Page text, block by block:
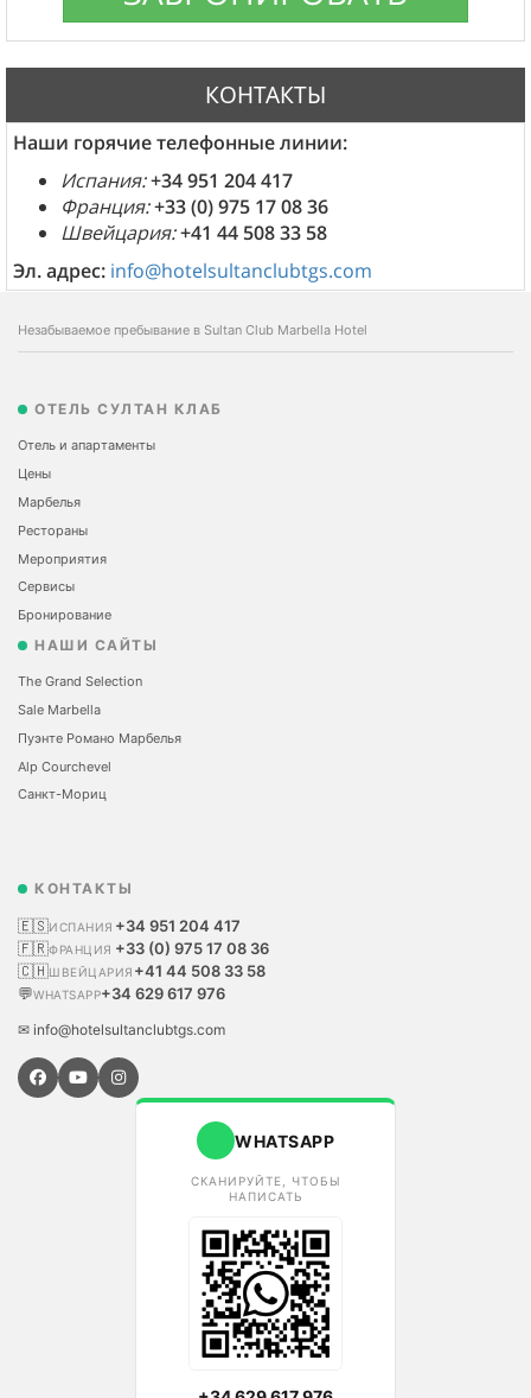
КОНТАКТЫ
Наши горячие телефонные линии:
Испания:+34 951 204 417
Франция:+33 (0) 975 17 08 36
Швейцария:+41 44 508 33 58
Эл. адрес: info@hotelsultanclubtgs.com
Незабываемое пребывание в Sultan Club Marbella Hotel
ОТЕЛЬ СУЛТАН КЛАБ
Отель и апартаменты
Цены
Марбелья
Рестораны
Мероприятия
Сервисы
Бронирование
НАШИ САЙТЫ
The Grand Selection
Sale Marbella
Пуэнте Романо Марбелья
Alp Courchevel
Санкт-Мориц
КОНТАКТЫ
🇪🇸ИСПАНИЯ +34 951 204 417
🇫🇷ФРАНЦИЯ +33 (0) 975 17 08 36
🇨🇭ШВЕЙЦАРИЯ +41 44 508 33 58
💬WHATSAPP+34 629 617 976
✉ info@hotelsultanclubtgs.com
WHATSAPP
СКАНИРУЙТЕ, ЧТОБЫ
НАПИСАТЬ